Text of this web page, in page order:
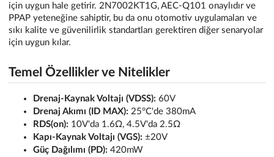
için uygun hale getirir. 2N7002KT1G, AEC-Q101 onaylıdır ve
PPAP yeteneğine sahiptir, bu da onu otomotiv uygulamaları ve
sıkı kalite ve güvenilirlik standartları gerektiren diğer senaryolar
için uygun kılar.
Temel Özellikler ve Nitelikler
Drenaj-Kaynak Voltajı (VDSS): 60V
Drenaj Akımı (ID MAX): 25°C'de 380mA
RDS(on): 10V'da 1.6Ω, 4.5V'da 2.5Ω
Kapı-Kaynak Voltajı (VGS): ±20V
Güç Dağılımı (PD): 420mW